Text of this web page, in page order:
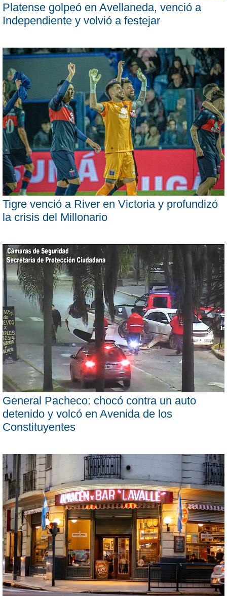
Platense golpeó en Avellaneda, venció a
Independiente y volvió a festejar
Tigre venció a River en Victoria y profundizó
la crisis del Millonario
General Pacheco: chocó contra un auto
detenido y volcó en Avenida de los
Constituyentes